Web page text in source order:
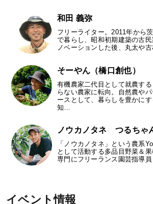
和田 義弥
フリーライター。2011年から
で暮らし、昭和初期建築の古
ノベーションした後、丸太や
そーやん（橋口創也）
有機農家二代目として就農す
らない農家に転向。自然農や
ースとして、暮らしを豊かに
知…
ノウカノタネ つるちゃ
「ノウカノタネ」という農系
として活動する多品目野菜＆
専門にフリーランス園芸指導
イベント情報